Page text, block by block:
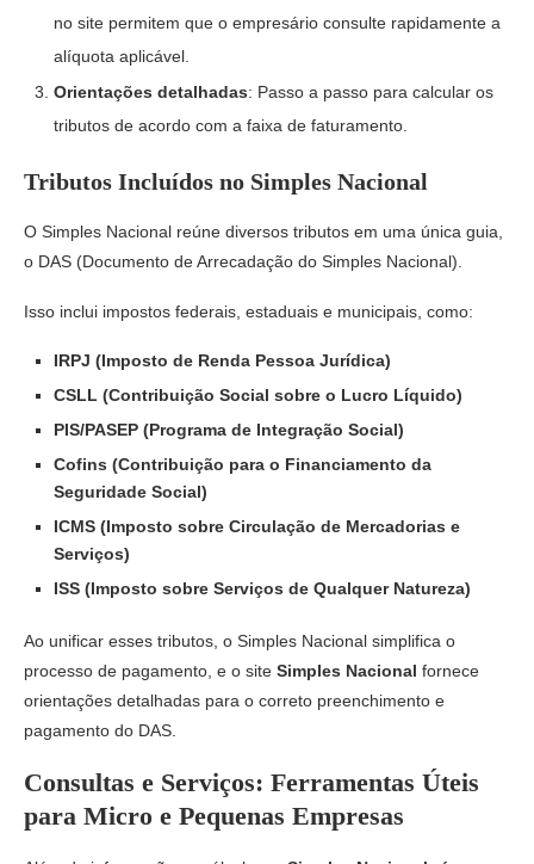
no site permitem que o empresário consulte rapidamente a
alíquota aplicável.
Orientações detalhadas: Passo a passo para calcular os
tributos de acordo com a faixa de faturamento.
Tributos Incluídos no Simples Nacional
O Simples Nacional reúne diversos tributos em uma única guia,
o DAS (Documento de Arrecadação do Simples Nacional).
Isso inclui impostos federais, estaduais e municipais, como:
IRPJ (Imposto de Renda Pessoa Jurídica)
CSLL (Contribuição Social sobre o Lucro Líquido)
PIS/PASEP (Programa de Integração Social)
Cofins (Contribuição para o Financiamento da
Seguridade Social)
ICMS (Imposto sobre Circulação de Mercadorias e
Serviços)
ISS (Imposto sobre Serviços de Qualquer Natureza)
Ao unificar esses tributos, o Simples Nacional simplifica o
processo de pagamento, e o site Simples Nacional fornece
orientações detalhadas para o correto preenchimento e
pagamento do DAS.
Consultas e Serviços: Ferramentas Úteis
para Micro e Pequenas Empresas